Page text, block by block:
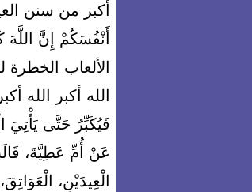
أكبر من سنن
أَنْفُسَكُمْ إِنَّ اللَّهَ
الألعاب
الله أكبر الله
فَيُكَبِّرُ حَتَّى يَأْتِيَ
عَنْ أُمِّ عَطِيَّةَ،
الْعِيدَيْنِ،